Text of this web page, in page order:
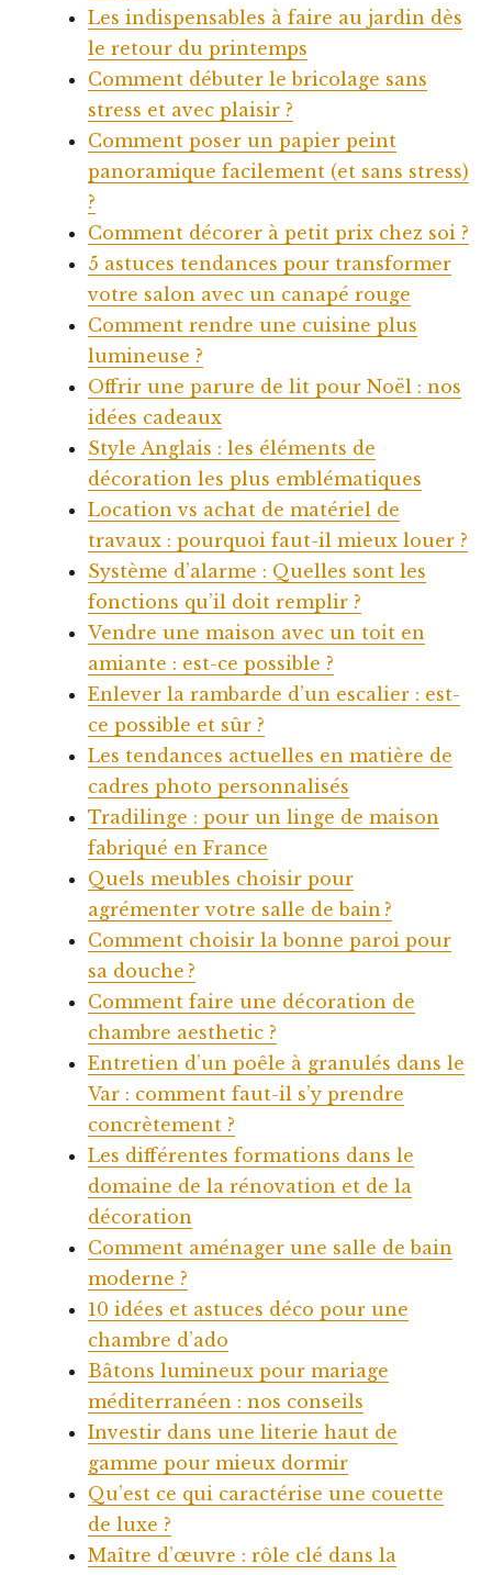
Les indispensables à faire au jardin dès
le retour du printemps
Comment débuter le bricolage sans
stress et avec plaisir ?
Comment poser un papier peint
panoramique facilement (et sans stress)
?
Comment décorer à petit prix chez soi ?
5 astuces tendances pour transformer
votre salon avec un canapé rouge
Comment rendre une cuisine plus
lumineuse ?
Offrir une parure de lit pour Noël : nos
idées cadeaux
Style Anglais : les éléments de
décoration les plus emblématiques
Location vs achat de matériel de
travaux : pourquoi faut-il mieux louer ?
Système d’alarme : Quelles sont les
fonctions qu’il doit remplir ?
Vendre une maison avec un toit en
amiante : est-ce possible ?
Enlever la rambarde d’un escalier : est-
ce possible et sûr ?
Les tendances actuelles en matière de
cadres photo personnalisés
Tradilinge : pour un linge de maison
fabriqué en France
Quels meubles choisir pour
agrémenter votre salle de bain ?
Comment choisir la bonne paroi pour
sa douche ?
Comment faire une décoration de
chambre aesthetic ?
Entretien d’un poêle à granulés dans le
Var : comment faut-il s’y prendre
concrètement ?
Les différentes formations dans le
domaine de la rénovation et de la
décoration
Comment aménager une salle de bain
moderne ?
10 idées et astuces déco pour une
chambre d’ado
Bâtons lumineux pour mariage
méditerranéen : nos conseils
Investir dans une literie haut de
gamme pour mieux dormir
Qu’est ce qui caractérise une couette
de luxe ?
Maître d’œuvre : rôle clé dans la